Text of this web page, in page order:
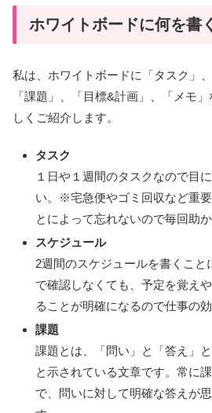
ホワイトボードに何を書
私は、ホワイトボードに「タスク」
「課題」、「目標&計画」、「メモ
しくご紹介します。
タスク
１日や１週間のタスクなので目
い。※宅急便やゴミ回収など重
とによって忘れないので毎回助か
スケジュール
2週間のスケジュールを書くこと
で確認しなくても、予定を覚え
ることが明確になるので仕事の
課題
課題とは、「問い」と「答え」
と示されている文章です。常に
で、問いに対して明確な答えが